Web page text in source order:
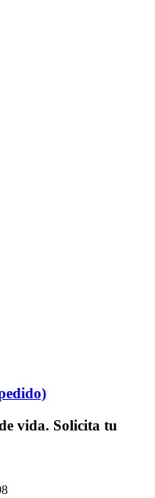
vida. Solicita tu